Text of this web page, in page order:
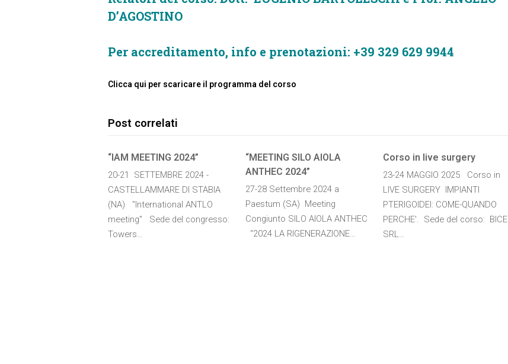
D’AGOSTINO
Per accreditamento, info e prenotazioni: +39 329 629 9944
Clicca qui per scaricare il programma del corso
Post correlati
“IAM MEETING 2024”
20-21 SETTEMBRE 2024 -
CASTELLAMMARE DI STABIA
(NA) "International ANTLO
meeting" Sede del congresso:
Towers…
“MEETING SILO AIOLA
ANTHEC 2024”
27-28 Settembre 2024 a
Paestum (SA) Meeting
Congiunto SILO AIOLA ANTHEC
“2024 LA RIGENERAZIONE…
Corso in live surgery
23-24 MAGGIO 2025 Corso in
LIVE SURGERY IMPIANTI
PTERIGOIDEI: COME-QUANDO
PERCHE'. Sede del corso: BICE
SRL…